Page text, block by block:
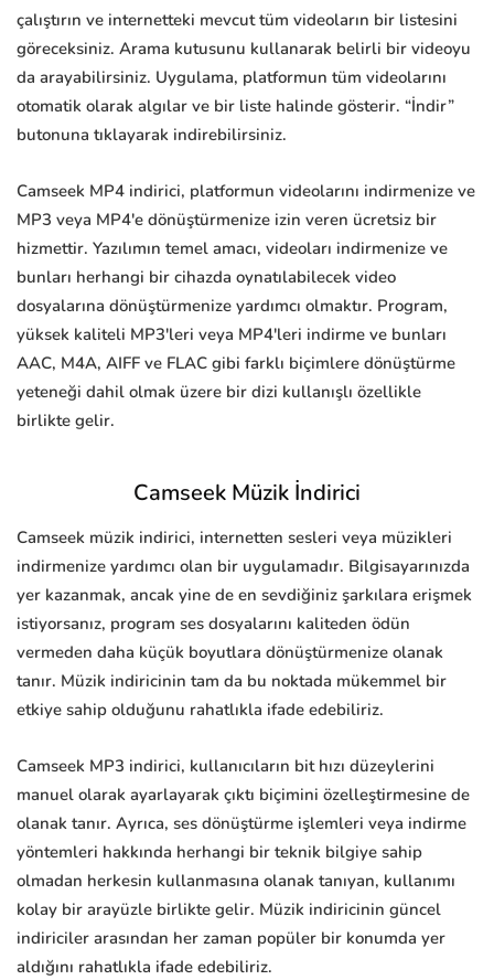
çalıştırın ve internetteki mevcut tüm videoların bir listesini
göreceksiniz. Arama kutusunu kullanarak belirli bir videoyu
da arayabilirsiniz. Uygulama, platformun tüm videolarını
otomatik olarak algılar ve bir liste halinde gösterir. “İndir”
butonuna tıklayarak indirebilirsiniz.
Camseek MP4 indirici, platformun videolarını indirmenize ve
MP3 veya MP4'e dönüştürmenize izin veren ücretsiz bir
hizmettir. Yazılımın temel amacı, videoları indirmenize ve
bunları herhangi bir cihazda oynatılabilecek video
dosyalarına dönüştürmenize yardımcı olmaktır. Program,
yüksek kaliteli MP3'leri veya MP4'leri indirme ve bunları
AAC, M4A, AIFF ve FLAC gibi farklı biçimlere dönüştürme
yeteneği dahil olmak üzere bir dizi kullanışlı özellikle
birlikte gelir.
Camseek Müzik İndirici
Camseek müzik indirici, internetten sesleri veya müzikleri
indirmenize yardımcı olan bir uygulamadır. Bilgisayarınızda
yer kazanmak, ancak yine de en sevdiğiniz şarkılara erişmek
istiyorsanız, program ses dosyalarını kaliteden ödün
vermeden daha küçük boyutlara dönüştürmenize olanak
tanır. Müzik indiricinin tam da bu noktada mükemmel bir
etkiye sahip olduğunu rahatlıkla ifade edebiliriz.
Camseek MP3 indirici, kullanıcıların bit hızı düzeylerini
manuel olarak ayarlayarak çıktı biçimini özelleştirmesine de
olanak tanır. Ayrıca, ses dönüştürme işlemleri veya indirme
yöntemleri hakkında herhangi bir teknik bilgiye sahip
olmadan herkesin kullanmasına olanak tanıyan, kullanımı
kolay bir arayüzle birlikte gelir. Müzik indiricinin güncel
indiriciler arasından her zaman popüler bir konumda yer
aldığını rahatlıkla ifade edebiliriz.